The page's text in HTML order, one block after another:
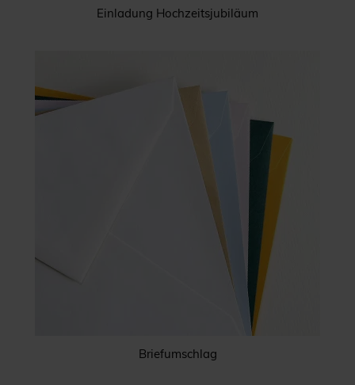
Einladung Hochzeitsjubiläum
Briefumschlag